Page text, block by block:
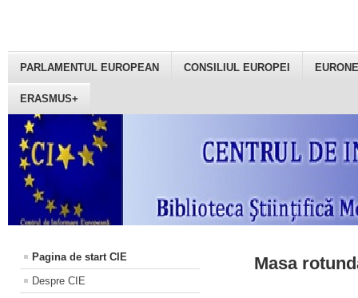
PARLAMENTUL EUROPEAN CONSILIUL EUROPEI
ERASMUS+
Pagina de start CIE
Despre CIE
Masa